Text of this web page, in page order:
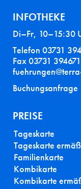
INFOTHEKE
Di–Fr, 10–15:30
Telefon 03731
Fax 03731
Buchungsanfrage
PREISE
Tageskarte
Tageskarte
Familienkarte
Kombikarte
Kombikarte